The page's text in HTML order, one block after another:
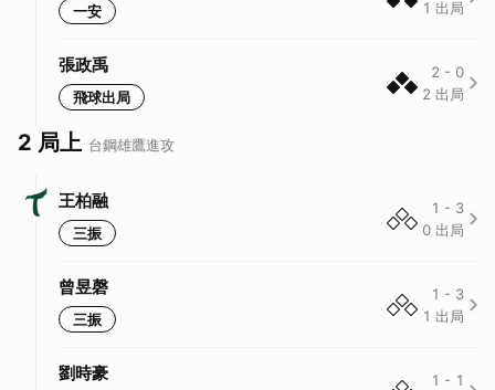
一安
1 出局
張政禹
飛球出局
2 - 0
2 出局
2 局上 台鋼雄鷹進攻
王柏融
三振
1 - 3
0 出局
曾昱磬
三振
1 - 3
1 出局
劉時豪 1 - 1